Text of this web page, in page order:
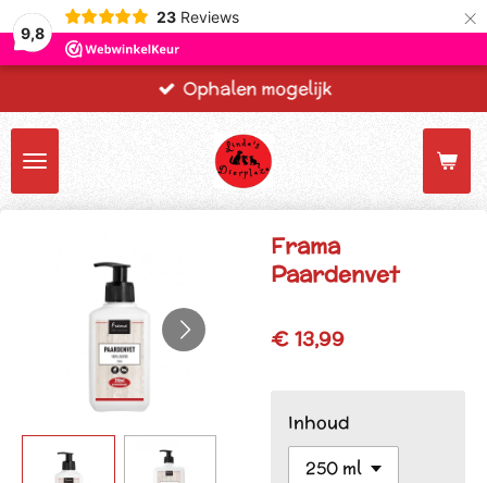
9,8
23 Reviews ×
Ophalen mogelijk
Frama
Paardenvet
€ 13,99
Inhoud